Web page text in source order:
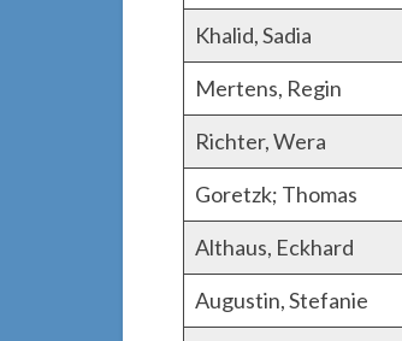
Khalid, Sadia
Mertens, Regin
Richter, Wera
Goretzk; Thomas
Althaus, Eckhard
Augustin, Stefanie